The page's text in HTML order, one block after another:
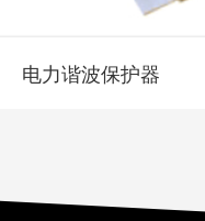
电力谐波保护器